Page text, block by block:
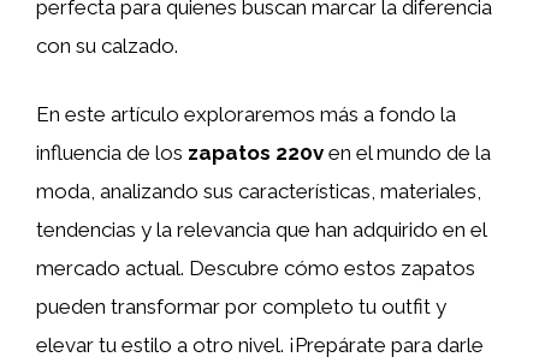
perfecta para quienes buscan marcar la diferencia
con su calzado.
En este artículo exploraremos más a fondo la
influencia de los zapatos 220v en el mundo de la
moda, analizando sus características, materiales,
tendencias y la relevancia que han adquirido en el
mercado actual. Descubre cómo estos zapatos
pueden transformar por completo tu outfit y
elevar tu estilo a otro nivel. ¡Prepárate para darle